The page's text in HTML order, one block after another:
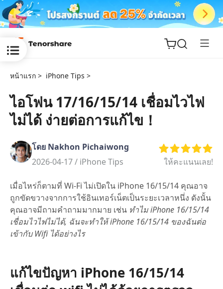
ReiBoot
Tenorshare
New
iAnyGo
หน้าแรก > iPhone Tips >
ไอโฟน 17/16/15/14 เชื่อมไวไฟ
ไม่ได้ ง่ายต่อการแก้ไข！
โดย Nakhon Pichaiwong
2026-04-17 / iPhone Tips ให้คะแนนเลย!
เมื่อไหร่ก็ตามที่ Wi-Fi ไม่เปิดใน iPhone 16/15/14 คุณอาจ
ถูกขัดขวางจากการใช้อินเทอร์เน็ตเป็นระยะเวลาหนึ่ง ดังนั้น
คุณอาจมีถามคำถามมากมาย เช่น ทำไม iPhone 16/15/14
เชื่อมไวไฟไม่ได้, ฉันจะทำให้ iPhone 16/15/14 ของฉันต่อ
เข้ากับ Wifi ได้อย่างไร
แก้ไขปัญหา iPhone 16/15/14